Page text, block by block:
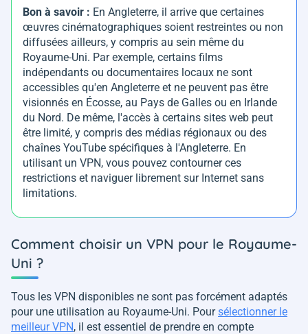
Bon à savoir : En Angleterre, il arrive que certaines
œuvres cinématographiques soient restreintes ou non
diffusées ailleurs, y compris au sein même du
Royaume-Uni. Par exemple, certains films
indépendants ou documentaires locaux ne sont
accessibles qu'en Angleterre et ne peuvent pas être
visionnés en Écosse, au Pays de Galles ou en Irlande
du Nord. De même, l'accès à certains sites web peut
être limité, y compris des médias régionaux ou des
chaînes YouTube spécifiques à l'Angleterre. En
utilisant un VPN, vous pouvez contourner ces
restrictions et naviguer librement sur Internet sans
limitations.
Comment choisir un VPN pour le Royaume-
Uni ?
Tous les VPN disponibles ne sont pas forcément adaptés
pour une utilisation au Royaume-Uni. Poursélectionner le
meilleur VPN, il est essentiel de prendre en compte